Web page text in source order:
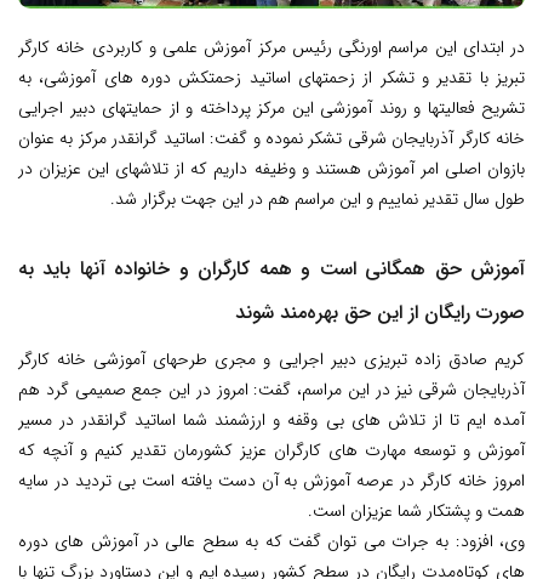
در ابتدای این مراسم اورنگی رئيس مرکز آموزش علمی و کاربردی خانه کارگر
تبریز با تقدیر و تشکر از زحمتهای اساتید زحمتکش دوره های آموزشی، به
تشریح فعالیتها و روند آموزشی این مرکز پرداخته و از حمایتهای دبیر اجرایی
خانه کارگر آذربایجان شرقی تشکر نموده و گفت: اساتید گرانقدر مرکز به عنوان
بازوان اصلی امر آموزش هستند و وظیفه داریم که از تلاشهای این عزیزان در
طول سال تقدیر نماییم و این مراسم هم در این جهت برگزار شد.
آموزش حق همگانی است و همه کارگران و خانواده آنها باید به
صورت رایگان از این حق بهره‌مند شوند
کریم صادق زاده تبریزی دبیر اجرایی و مجری طرحهای آموزشی خانه کارگر
آذربایجان شرقی نیز در این مراسم، گفت: امروز در این جمع صمیمی گرد هم
آمده ایم تا از تلاش های بی وقفه و ارزشمند شما اساتید گرانقدر در مسیر
آموزش و توسعه مهارت های کارگران عزیز کشورمان تقدیر کنیم و آنچه که
امروز خانه کارگر در عرصه آموزش به آن دست یافته است بی تردید در سایه
همت و پشتکار شما عزیزان است.
وی، افزود: به جرات می توان گفت که به سطح عالی در آموزش های دوره
های کوتاه‌مدت رایگان در سطح کشور رسیده ایم و این دستاورد بزرگ تنها با